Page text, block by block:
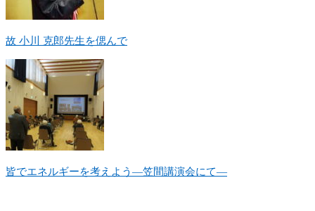
故 小川 克郎先生を偲んで
皆でエネルギーを考えよう―笠間講演会にて―